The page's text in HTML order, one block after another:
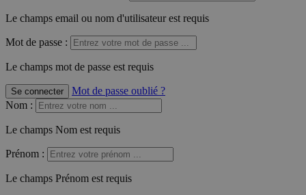
Le champs email ou nom d'utilisateur est requis
Mot de passe :
Le champs mot de passe est requis
Se connecter
Mot de passe oublié ?
Nom :
Le champs Nom est requis
Prénom :
Le champs Prénom est requis